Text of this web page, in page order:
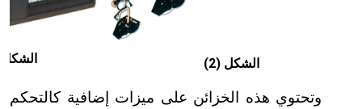
الشكل (2) الشكل
وتحتوي هذه الخزائن على ميزات إضافية كالتحكم